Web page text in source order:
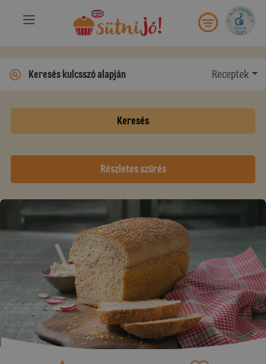
Receptek
Keresés
Részletes szűrés